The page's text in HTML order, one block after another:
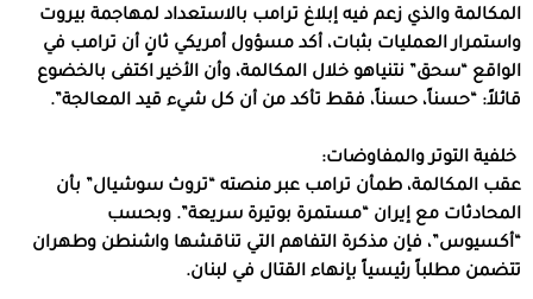
المكالمة والذي زعم فيه إبلاغ ترامب بالاستعداد لمهاجمة بيروت
واستمرار العمليات بثبات، أكد مسؤول أمريكي ثانٍ أن ترامب في
الواقع “سحق” نتنياهو خلال المكالمة، وأن الأخير اكتفى بالخضوع
قائلاً: “حسناً، حسناً، فقط تأكد من أن كل شيء قيد المعالجة”.
خلفية التوتر والمفاوضات:
عقب المكالمة، طمأن ترامب عبر منصته “تروث سوشيال” بأن
المحادثات مع إيران “مستمرة بوتيرة سريعة”. وبحسب
“أكسيوس”، فإن مذكرة التفاهم التي تناقشها واشنطن وطهران
تتضمن مطلباً رئيسياً بإنهاء القتال في لبنان.